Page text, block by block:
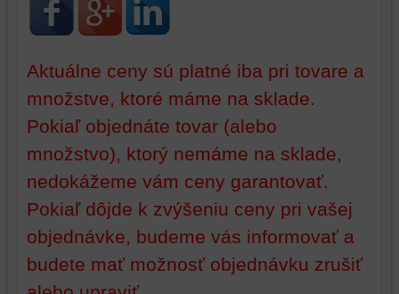
Aktuálne ceny sú platné iba pri tovare a
množstve, ktoré máme na sklade.
Pokiaľ objednáte tovar (alebo
množstvo), ktorý nemáme na sklade,
nedokážeme vám ceny garantovať.
Pokiaľ dôjde k zvýšeniu ceny pri vašej
objednávke, budeme vás informovať a
budete mať možnosť objednávku zrušiť
identifikáciu
vašej
a
základnej
funkčnosti
platformy,
zážitku
z
prehliadania
zabezpečenia.
mohli
poskytovať
funkcie,
zlepšujú
váš
zážitok
z
prehliadania,
ukladať
z
vašich
preferencií